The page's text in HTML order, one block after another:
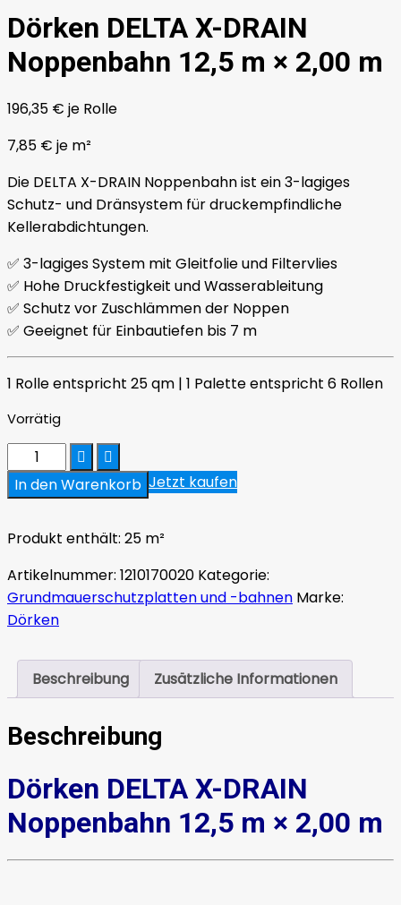
Dörken DELTA X-DRAIN
Noppenbahn 12,5 m × 2,00 m
196,35 € je Rolle
7,85 € je m²
Die DELTA X-DRAIN Noppenbahn ist ein 3-lagiges
Schutz- und Dränsystem für druckempfindliche
Kellerabdichtungen.
✅ 3-lagiges System mit Gleitfolie und Filtervlies
✅ Hohe Druckfestigkeit und Wasserableitung
✅ Schutz vor Zuschlämmen der Noppen
✅ Geeignet für Einbautiefen bis 7 m
1 Rolle entspricht 25 qm | 1 Palette entspricht 6 Rollen
Vorrätig
Dörken
DELTA
X-
Noppenbahn
12,5
m
×
2,00
m
Menge
In den Warenkorb Jetzt kaufen
Produkt enthält: 25 m²
Artikelnummer: 1210170020 Kategorie:
Grundmauerschutzplatten und -bahnen Marke:
Dörken
Beschreibung Zusätzliche Informationen
Beschreibung
Dörken DELTA X-DRAIN
Noppenbahn 12,5 m × 2,00 m